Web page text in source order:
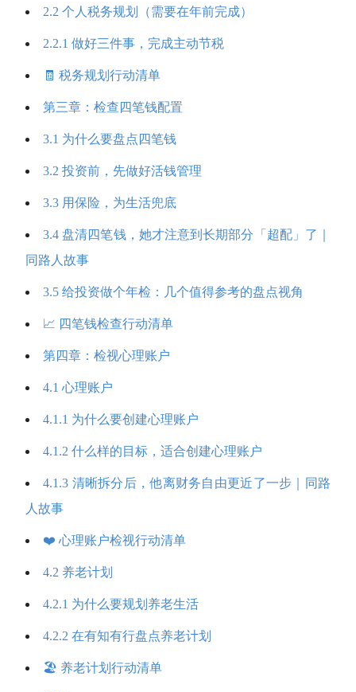
2.2 个人税务规划（需要在年前完成）
2.2.1 做好三件事，完成主动节税
🧾 税务规划行动清单
第三章：检查四笔钱配置
3.1 为什么要盘点四笔钱
3.2 投资前，先做好活钱管理
3.3 用保险，为生活兜底
3.4 盘清四笔钱，她才注意到长期部分「超配」了｜
同路人故事
3.5 给投资做个年检：几个值得参考的盘点视角
📈 四笔钱检查行动清单
第四章：检视心理账户
4.1 心理账户
4.1.1 为什么要创建心理账户
4.1.2 什么样的目标，适合创建心理账户
4.1.3 清晰拆分后，他离财务自由更近了一步｜同路
人故事
❤️ 心理账户检视行动清单
4.2 养老计划
4.2.1 为什么要规划养老生活
4.2.2 在有知有行盘点养老计划
🏖️ 养老计划行动清单